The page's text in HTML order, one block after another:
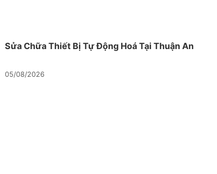
Sửa Chữa Thiết Bị Tự Động Hoá Tại Thuận An
05/08/2026